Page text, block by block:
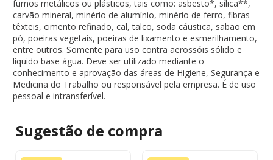
fumos metálicos ou plásticos, tais como: asbesto*, sílica**,
carvão mineral, minério de alumínio, minério de ferro, fibras
têxteis, cimento refinado, cal, talco, soda cáustica, sabão em
pó, poeiras vegetais, poeiras de lixamento e esmerilhamento,
entre outros. Somente para uso contra aerossóis sólido e
líquido base água. Deve ser utilizado mediante o
conhecimento e aprovação das áreas de Higiene, Segurança e
Medicina do Trabalho ou responsável pela empresa. É de uso
pessoal e intransferível.
Sugestão de compra